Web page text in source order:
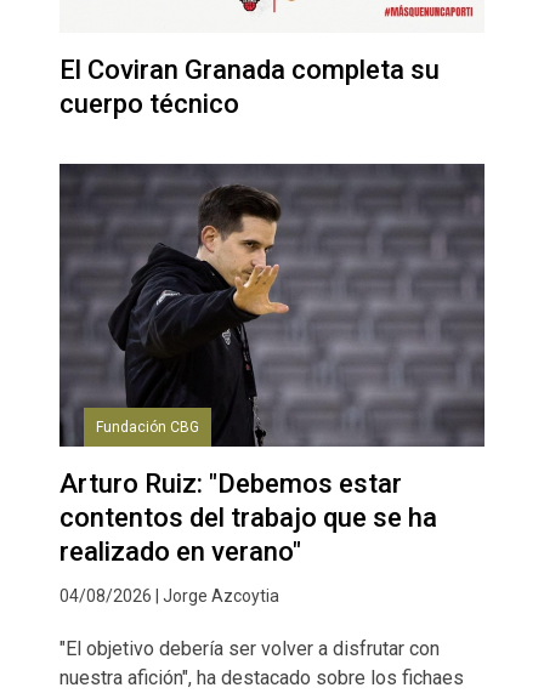
El Coviran Granada completa su
cuerpo técnico
Fundación CBG
Arturo Ruiz: "Debemos estar
contentos del trabajo que se ha
realizado en verano"
04/08/2026 | Jorge Azcoytia
"El objetivo debería ser volver a disfrutar con
nuestra afición", ha destacado sobre los fichaes